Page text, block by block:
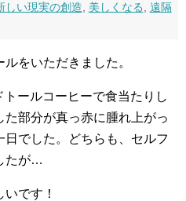
しい現実の創造 美しくなる
遠隔
ルをいただきました。
ールコーヒーで食当たりし
部分が真っ赤に腫れ上がっ
でした。どちらも、セルフ
たが…
です！